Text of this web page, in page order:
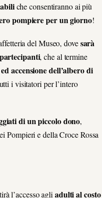
che consentiranno ai più
pompiere per un giorno!
del Museo, dovesarà
, che al termine
accensione dell’albero di
i visitatori per l’intero
di un piccolo dono,
Pompieri e della Croce Rossa
l’accesso agli adulti al costo